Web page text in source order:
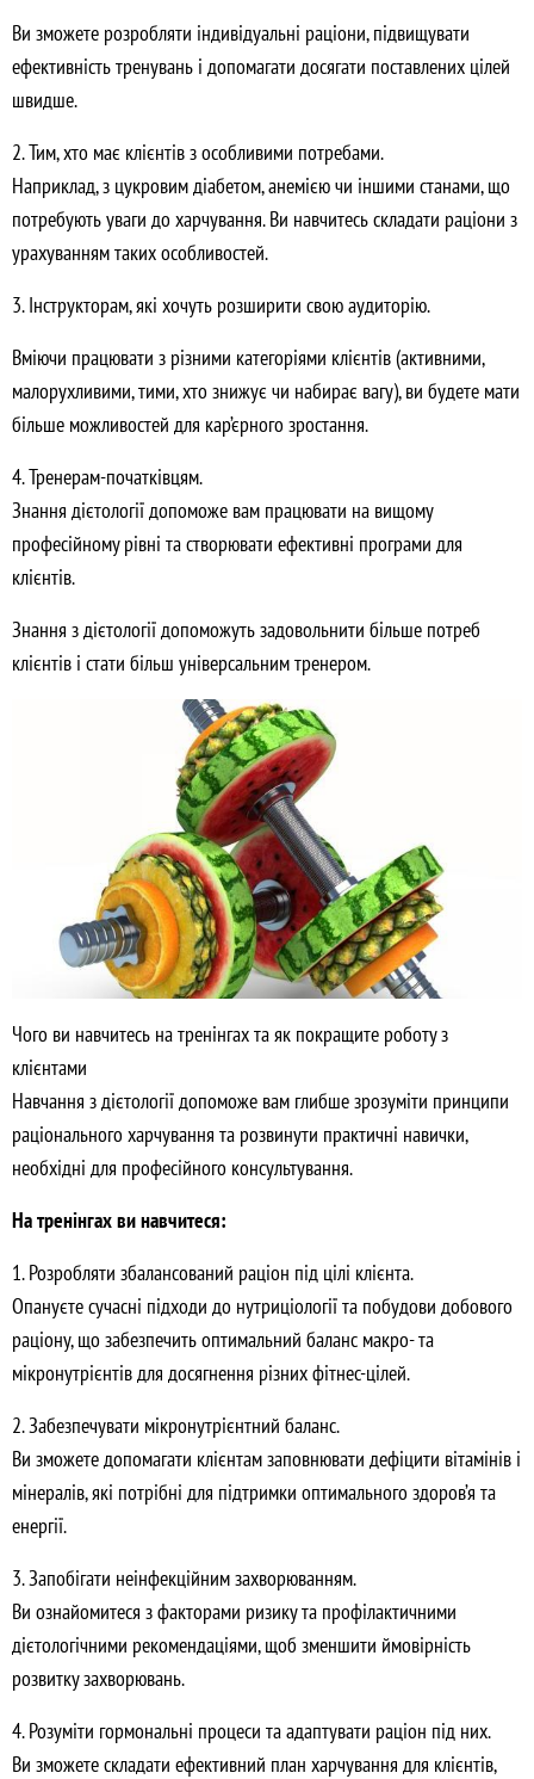
Ви зможете розробляти індивідуальні раціони, підвищувати
ефективність тренувань і допомагати досягати поставлених цілей
швидше.
2. Тим, хто має клієнтів з особливими потребами.
Наприклад, з цукровим діабетом, анемією чи іншими станами, що
потребують уваги до харчування. Ви навчитесь складати раціони з
урахуванням таких особливостей.
3. Інструкторам, які хочуть розширити свою аудиторію.
Вміючи працювати з різними категоріями клієнтів (активними,
малорухливими, тими, хто знижує чи набирає вагу), ви будете мати
більше можливостей для кар’єрного зростання.
4. Тренерам-початківцям.
Знання дієтології допоможе вам працювати на вищому
професійному рівні та створювати ефективні програми для
клієнтів.
Знання з дієтології допоможуть задовольнити більше потреб
клієнтів і стати більш універсальним тренером.
Чого ви навчитесь на тренінгах та як покращите роботу з
клієнтами
Навчання з дієтології допоможе вам глибше зрозуміти принципи
раціонального харчування та розвинути практичні навички,
необхідні для професійного консультування.
На тренінгах ви навчитеся:
1. Розробляти збалансований раціон під цілі клієнта.
Опануєте сучасні підходи до нутриціології та побудови добового
раціону, що забезпечить оптимальний баланс макро- та
мікронутрієнтів для досягнення різних фітнес-цілей.
2. Забезпечувати мікронутрієнтний баланс.
Ви зможете допомагати клієнтам заповнювати дефіцити вітамінів і
мінералів, які потрібні для підтримки оптимального здоров’я та
енергії.
3. Запобігати неінфекційним захворюванням.
Ви ознайомитеся з факторами ризику та профілактичними
дієтологічними рекомендаціями, щоб зменшити ймовірність
розвитку захворювань.
4. Розуміти гормональні процеси та адаптувати раціон під них.
Ви зможете складати ефективний план харчування для клієнтів,